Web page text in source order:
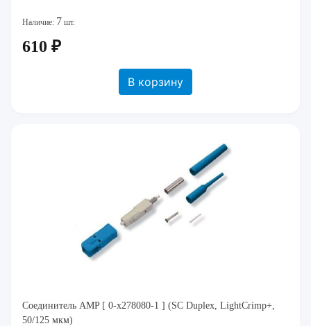
Наличие: 7 шт.
610 ₽
В корзину
Соединитель AMP [ 0-x278080-1 ] (SC Duplex, LightCrimp+,
50/125 мкм)